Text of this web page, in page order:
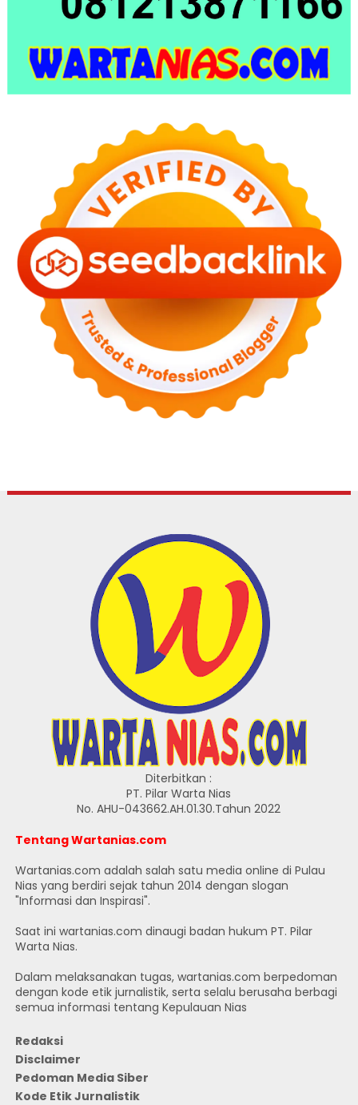
Diterbitkan :
PT. Pilar Warta Nias
No. AHU-043662.AH.01.30.Tahun 2022
Tentang Wartanias.com
Wartanias.com adalah salah satu media online di Pulau
Nias yang berdiri sejak tahun 2014 dengan slogan
"Informasi dan Inspirasi".
Saat ini wartanias.com dinaugi badan hukum PT. Pilar
Warta Nias.
Dalam melaksanakan tugas, wartanias.com berpedoman
dengan kode etik jurnalistik, serta selalu berusaha berbagi
semua informasi tentang Kepulauan Nias
Redaksi
Disclaimer
Pedoman Media Siber
Kode Etik Jurnalistik